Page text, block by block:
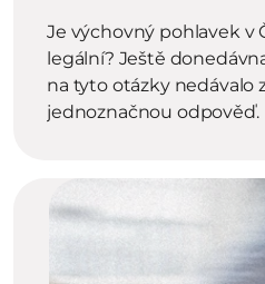
Je výchovný pohlavek v
legální? Ještě
na tyto otázky nedávalo
jednoznačnou odpověď.